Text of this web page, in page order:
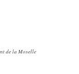
de la Moselle